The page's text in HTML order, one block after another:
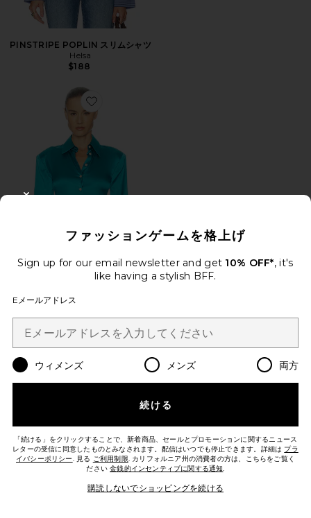
PINSTRIPE POPLIN スリムシャツ
Helsa
$188
Favorite THE SILK CHARMUESE シャツ
THE SILK CHARMUESE シャツ
Helsa
$288
ファッションゲームを格上げ
Sign up for our email newsletter and get 10% OFF*, it's
like having a stylish BFF.
Eメールアドレス
ウィメンズ メンズ 両方
続ける
「続ける」をクリックすることで、新着商品、セールとプロモーションに関するニュース
レターの受信に同意したものとみなされます。配信はいつでも停止できます。詳細は プラ
イバシーポリシー. 見る ご利用制限. カリフォルニア州の消費者の方は、こちらをご覧く
ださい金銭的インセンティブに関する通知.
購読しないでショッピングを続ける